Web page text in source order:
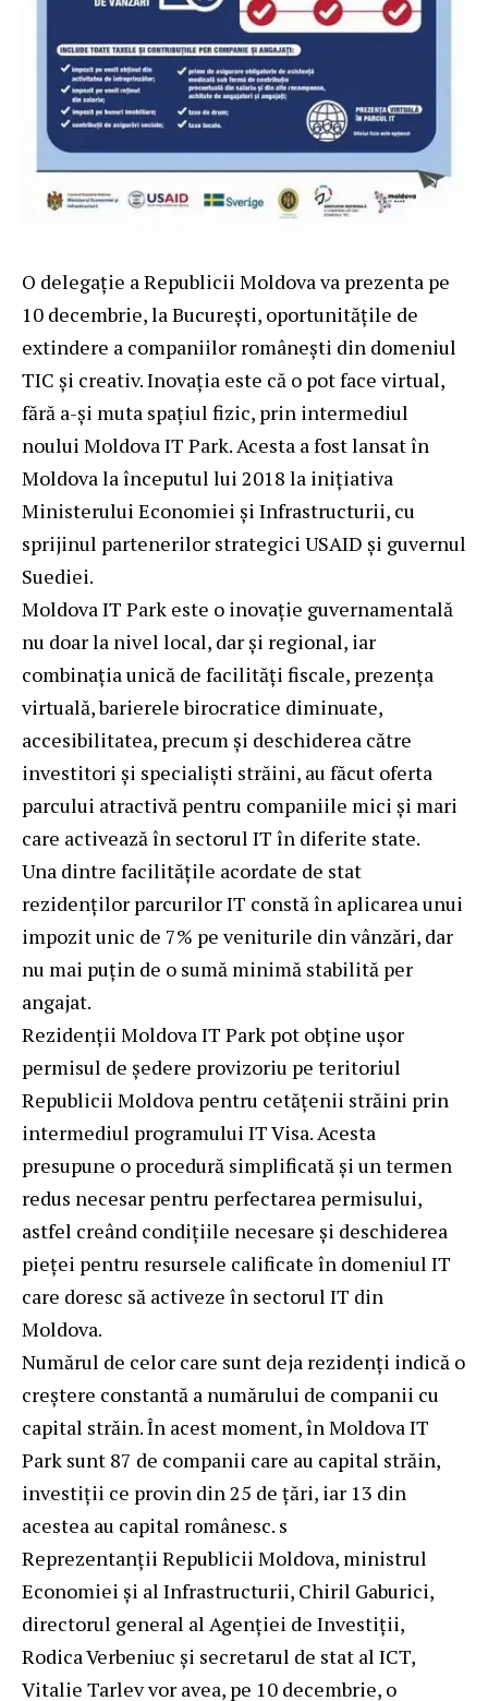
O delegație a Republicii Moldova va prezenta pe
10 decembrie, la București, oportunitățile de
extindere a companiilor românești din domeniul
TIC și creativ. Inovația este că o pot face virtual,
fără a-și muta spațiul fizic, prin intermediul
noului Moldova IT Park. Acesta a fost lansat în
Moldova la începutul lui 2018 la inițiativa
Ministerului Economiei și Infrastructurii, cu
sprijinul partenerilor strategici USAID și guvernul
Suediei.
Moldova IT Park este o inovație guvernamentală
nu doar la nivel local, dar și regional, iar
combinația unică de facilități fiscale, prezența
virtuală, barierele birocratice diminuate,
accesibilitatea, precum și deschiderea către
investitori și specialiști străini, au făcut oferta
parcului atractivă pentru companiile mici și mari
care activează în sectorul IT în diferite state.
Una dintre facilitățile acordate de stat
rezidenților parcurilor IT constă în aplicarea unui
impozit unic de 7% pe veniturile din vânzări, dar
nu mai puțin de o sumă minimă stabilită per
angajat.
Rezidenții Moldova IT Park pot obține ușor
permisul de ședere provizoriu pe teritoriul
Republicii Moldova pentru cetățenii străini prin
intermediul programului IT Visa. Acesta
presupune o procedură simplificată și un termen
redus necesar pentru perfectarea permisului,
astfel creând condițiile necesare și deschiderea
pieței pentru resursele calificate în domeniul IT
care doresc să activeze în sectorul IT din
Moldova.
Numărul de celor care sunt deja rezidenți indică o
creștere constantă a numărului de companii cu
capital străin. În acest moment, în Moldova IT
Park sunt 87 de companii care au capital străin,
investiții ce provin din 25 de țări, iar 13 din
acestea au capital românesc. s
Reprezentanții Republicii Moldova, ministrul
Economiei și al Infrastructurii, Chiril Gaburici,
directorul general al Agenției de Investiții,
Rodica Verbeniuc și secretarul de stat al ICT,
Vitalie Tarlev vor avea, pe 10 decembrie, o